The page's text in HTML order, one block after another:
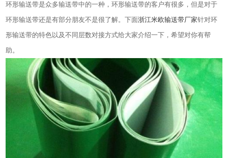
环形输送带是众多输送带中的一种，环形输送带的客户有很多，但是对于
环形输送带还是有部分朋友不是很了解。下面浙江米欧输送带厂家针对环
形输送带的特色以及不同层数对接方式给大家介绍一下，希望对你有帮
助。